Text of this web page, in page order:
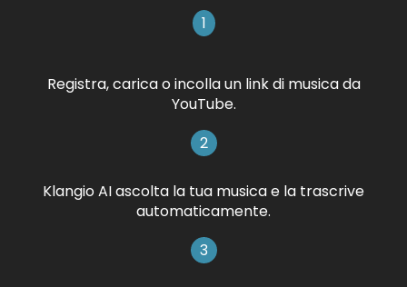
1
Registra, carica o incolla un link di musica da
YouTube.
2
Klangio AI ascolta la tua musica e la trascrive
automaticamente.
3